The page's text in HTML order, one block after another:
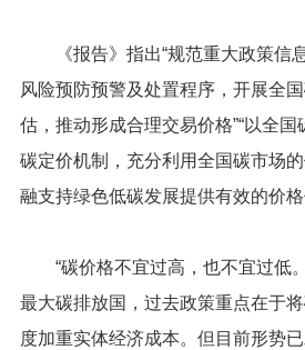
《报告》指出“规范重大政策信
风险预防预警及处置程序，开展全
估，推动形成合理交易价格”“以全
碳定价机制，充分利用全国碳市场
融支持绿色低碳发展提供有效的价格
“碳价格不宜过高，也不宜过低
最大碳排放国，过去政策重点在于
度加重实体经济成本。但目前形势